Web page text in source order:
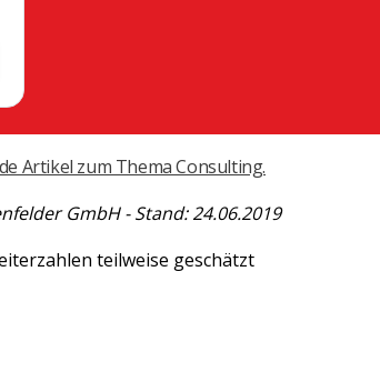
Artikel zum Thema Consulting.
GmbH - Stand: 24.06.2019
teilweise geschätzt